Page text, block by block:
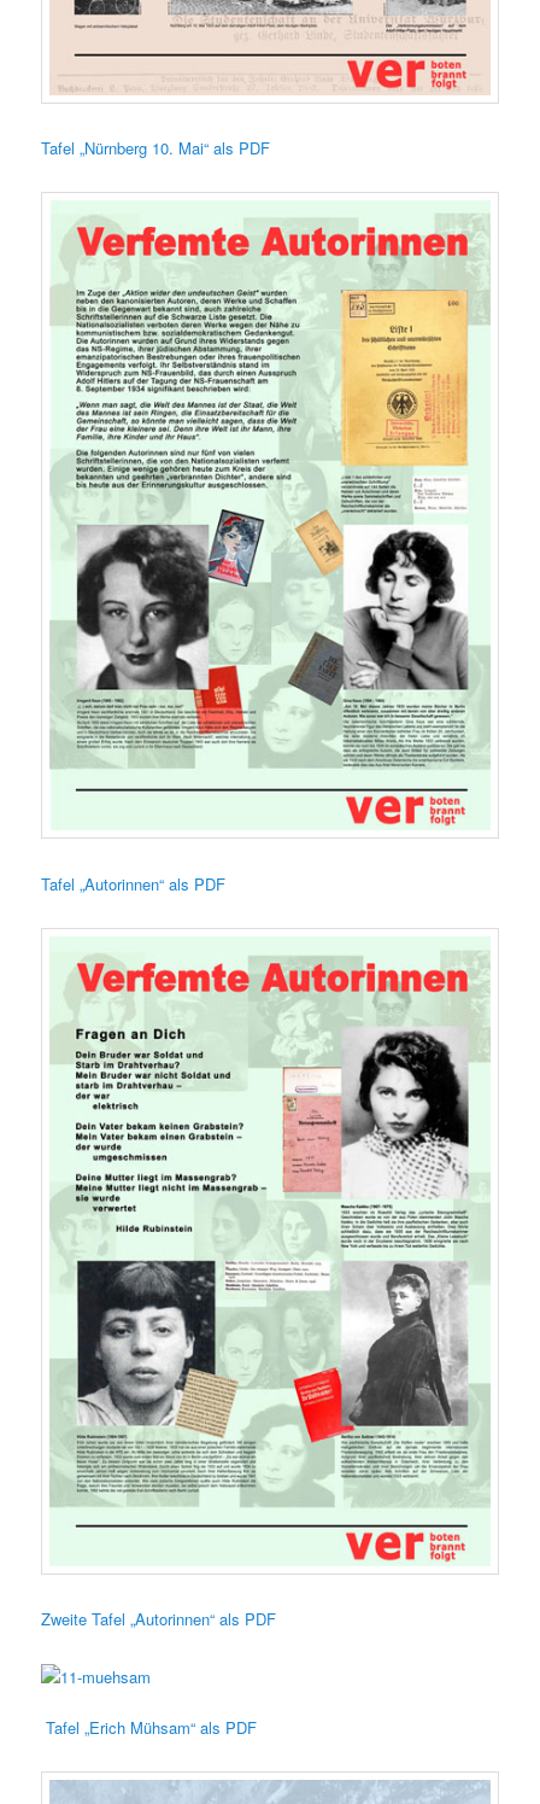
Tafel „Nürnberg 10. Mai“ als PDF
Tafel „Autorinnen“ als PDF
Zweite Tafel „Autorinnen“ als PDF
Tafel „Erich Mühsam“ als PDF